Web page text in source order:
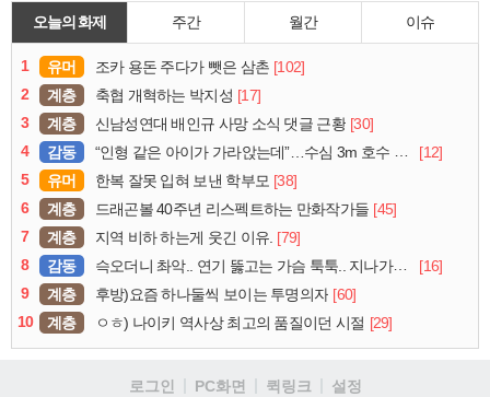
오늘의 화제 주간 월간 이슈
1 유머 조카 용돈 주다가 뺏은 삼촌 [102]
2
계층 축협 개혁하는 박지성 [17]
3
계층 신남성연대 배인규 사망 소식 댓글 근황 [30]
4
감동 “인형 같은 아이가 가라앉는데”…수심 3m 호수 뛰어든 60대 의인
[12]
5
유머 한복 잘못 입혀 보낸 학부모 [38]
6
계층 드래곤볼 40주년 리스펙트하는 만화작가들 [45]
7
계층 지역 비하 하는게 웃긴 이유. [79]
8
감동 슥오더니 촤악.. 연기 뚫고는 가슴 툭툭.. 지나가던 아재의 정체
[16]
9
계층 후방)요즘 하나둘씩 보이는 투명의자 [60]
10
계층 ㅇㅎ) 나이키 역사상 최고의 품질이던 시절 [29]
로그인 PC화면 퀵링크 설정